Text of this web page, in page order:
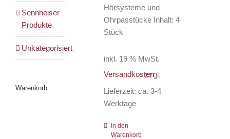
Hörsysteme und
Ohrpasstücke Inhalt: 4
Stück
inkl. 19 % MwSt.
zzgl.
Versandkosten
Lieferzeit: ca. 3-4
Werktage
In den
Warenkorb
Sennheiser
Produkte
Unkategorisiert
Warenkorb